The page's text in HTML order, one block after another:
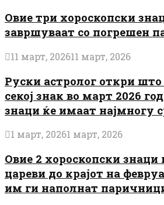
Овие три хороскопски
завршуваат со погрешен
11 март, 202611 март, 2026
Руски астролог откри што
секој знак во март 2026
знаци ќе имаат најмногу
1 март, 20261 март, 2026
Овие 2 хороскопски знаци
цареви до крајот на
им ги наполнат